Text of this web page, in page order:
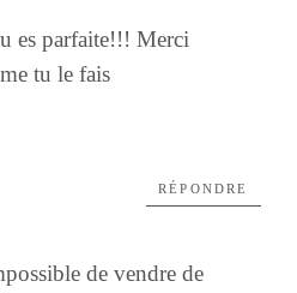
es parfaite!!! Merci
tu le fais
de vendre de
RÉPONDRE